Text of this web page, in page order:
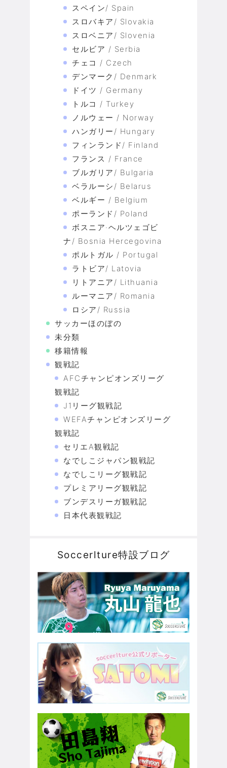
スペイン/ Spain
スロバキア/ Slovakia
スロベニア/ Slovenia
セルビア / Serbia
チェコ / Czech
デンマーク/ Denmark
ドイツ / Germany
トルコ / Turkey
ノルウェー / Norway
ハンガリー/ Hungary
フィンランド/ Finland
フランス / France
ブルガリア/ Bulgaria
ベラルーシ/ Belarus
ベルギー / Belgium
ポーランド/ Poland
ボスニア·ヘルツェゴビ
ナ/ Bosnia Hercegovina
ポルトガル / Portugal
ラトビア/ Latovia
リトアニア/ Lithuania
ルーマニア/ Romania
ロシア/ Russia
サッカーほのぼの
未分類
移籍情報
観戦記
AFCチャンピオンズリーグ
観戦記
J1リーグ観戦記
WEFAチャンピオンズリーグ
観戦記
セリエA観戦記
なでしこジャパン観戦記
なでしこリーグ観戦記
プレミアリーグ観戦記
ブンデスリーガ観戦記
日本代表観戦記
Soccerlture特設ブログ